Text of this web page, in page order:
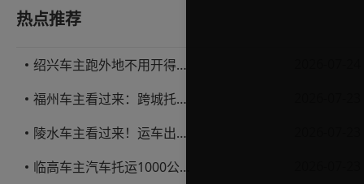
热点推荐
绍兴车主跑外地不用开得累？这份汽车托运实用指南收好不亏
福州车主看过来：跨城托运1000公里，这笔账要怎么算才不亏
陵水车主看过来！运车出岛一千公里，这笔账得这么算
临高车主汽车托运1000公里省钱避坑指南